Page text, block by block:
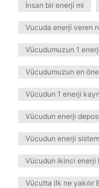
İnsan bir enerji mi
Vucuda enerji veren
Vücudumuzun 1
Vücudumuzun en
Vücudun 1 enerji
Vücudun enerji
Vücudun enerji
Vücudun ikinci enerji
Vücutta ilk ne yakılır